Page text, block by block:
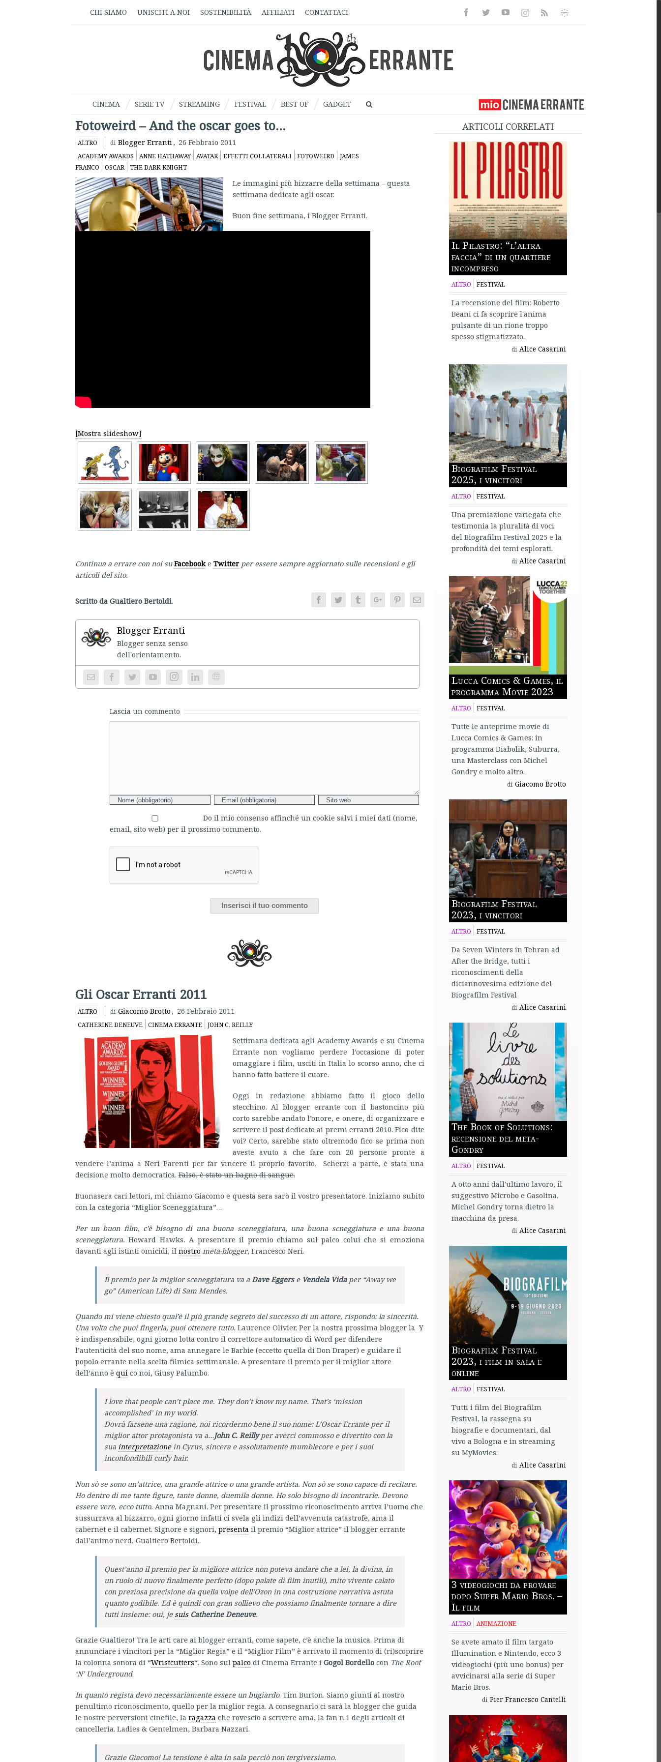
CHI SIAMO UNISCITI A NOI SOSTENIBILITÀ AFFILIATI CONTATTACI FacebookTwitterYoutubeInstagramRss
Informativa
CINEMA SERIE TV STREAMING FESTIVAL BEST OF GADGET
Fotoweird – And the oscar goes to…
ALTRO di Blogger Erranti, 26 Febbraio 2011
ACADEMY AWARDS ANNE HATHAWAY AVATAR EFFETTI COLLATERALI FOTOWEIRD
JAMES
FRANCO
OSCAR THE DARK KNIGHT
Le immagini più bizzarre della settimana – questa
settimana dedicate agli oscar.
Buon fine settimana, i Blogger Erranti.
[Mostra slideshow]
Continua a errare con noi su Facebook e Twitter per essere sempre aggiornato sulle recensioni e gli
articoli del sito.
Scritto da Gualtiero Bertoldi. FacebookTwitter TumblrGoogle+PinterestEmail
Blogger Erranti
Blogger senza senso
dell'orientamento.
Instagram Website
Lascia un commento
Do il mio consenso affinché un cookie salvi i miei dati (nome,
email, sito web) per il prossimo commento.
Gli Oscar Erranti 2011
ALTRO di Giacomo Brotto , 26 Febbraio 2011
CATHERINE DENEUVE CINEMA ERRANTE JOHN C. REILLY
Settimana dedicata agli Academy Awards e su Cinema
Errante non vogliamo perdere l’occasione di poter
omaggiare i film, usciti in Italia lo scorso anno, che ci
hanno fatto battere il cuore.
Oggi in redazione abbiamo fatto il gioco dello
stecchino. Al blogger errante con il bastoncino più
corto sarebbe andato l’onore, e onere, di organizzare e
scrivere il post dedicato ai premi erranti 2010. Fico dite
voi? Certo, sarebbe stato oltremodo fico se prima non
aveste avuto a che fare con 20 persone pronte a
vendere l’anima a Neri Parenti per far vincere il proprio favorito. Scherzi a parte, è stata una
decisione molto democratica.Falso, è stato un bagno di sangue.
Buonasera cari lettori, mi chiamo Giacomo e questa sera sarò il vostro presentatore. Iniziamo subito
con la categoria “Miglior Sceneggiatura”…
Per un buon film, c’è bisogno di una buona sceneggiatura, una buona scneggiatura e una buona
sceneggiatura.Howard Hawks. A presentare il premio chiamo sul palco colui che si emoziona
davanti agli istinti omicidi, il nostro meta-blogger, Francesco Neri.
Il premio per la miglior sceneggiatura va a Dave Eggerse Vendela Vidaper “Away we
go” (American Life) di Sam Mendes.
Quando mi viene chiesto qual’è il più grande segreto del successo di un attore, rispondo: la sincerità.
Una volta che puoi fingerla, puoi ottenere tutto. Laurence Olivier. Per la nostra prossima blogger la Y
è indispensabile, ogni giorno lotta contro il correttore automatico di Word per difendere
l’autenticità del suo nome, ama annegare le Barbie (eccetto quella di Don Draper) e guidare il
popolo errante nella scelta filmica settimanale. A presentare il premio per il miglior attore
dell’anno è quico noi, Giusy Palumbo.
I love that people can’t place me. They don’t know my name. That’s ‘mission
accomplished’ in my world.
Dovrà farsene una ragione, noi ricordermo bene il suo nome: L’Oscar Errante per il
miglior attor protagonista va a…John C. Reillyper averci commosso e divertito con la
sua interpretazionein Cyrus, sincera e assolutamentemumblecoree per i suoi
inconfondibili curly hair.
Non sò se sono un’attrice, una grande attrice o una grande artista. Non sò se sono capace di recitare.
Ho dentro di me tante figure, tante donne, duemila donne. Ho solo bisogno di incontrarle. Devono
essere vere, ecco tutto. Anna Magnani. Per presentare il prossimo riconoscimento arriva l’uomo che
sussurrava al bizzarro, ogni giorno infatti ci svela gli indizi dell’avvenuta catastrofe, ama il
cabernet e il cabernet. Signore e signori, presenta il premio “Miglior attrice” il blogger errante
dall’animo nerd, Gualtiero Bertoldi.
Quest’anno il premio per la migliore attrice non poteva andare che a lei, la divina, in
un ruolo di nuovo finalmente perfetto (dopo palate di film inutili), mito vivente calato
con preziosa precisione da quella volpe dell’Ozon in una costruzione narrativa astuta
quanto godibile. Ed è quindi con gran sollievo che possiamo finalmente tornare a dire
tutti insieme: oui, je suis Catherine Deneuve.
Grazie Gualtiero! Tra le arti care ai blogger erranti, come sapete, c’è anche la musica. Prima di
annunciare i vincitori per la “Miglior Regia” e il “Miglior Film” è arrivato il momento di (ri)scoprire
la colonna sonora di “Wristcutters“. Sono sul palco di Cinema Errante i Gogol Bordellocon The Roof
‘N’ Underground.
In quanto regista devo necessariamente essere un bugiardo. Tim Burton. Siamo giunti al nostro
penultimo riconoscimento, quello per la miglior regia. A consegnarlo ci sarà la blogger che guida
le nostre perversioni cinefile, la ragazza che rovescio a scrivere ama, la fan n.1 degli articoli di
cancelleria. Ladies & Gentelmen, Barbara Nazzari.
Grazie Giacomo! La tensione è alta in sala perciò non tergiversiamo.
ARTICOLI CORRELATI
Il Pilastro: “l’altra
faccia” di un quartiere
incompreso
ALTRO FESTIVAL
La recensione del film: Roberto
Beani ci fa scoprire l'anima
pulsante di un rione troppo
spesso stigmatizzato.
di Alice Casarini
Biografilm Festival
2025, i vincitori
ALTRO FESTIVAL
Una premiazione variegata che
testimonia la pluralità di voci
del Biografilm Festival 2025 e la
profondità dei temi esplorati.
di Alice Casarini
Lucca Comics & Games, il
programma Movie 2023
ALTRO FESTIVAL
Tutte le anteprime movie di
Lucca Comics & Games: in
programma Diabolik, Suburra,
una Masterclass con Michel
Gondry e molto altro.
di Giacomo Brotto
Biografilm Festival
2023, i vincitori
ALTRO FESTIVAL
Da Seven Winters in Tehran ad
After the Bridge, tutti i
riconoscimenti della
diciannovesima edizione del
Biografilm Festival
di Alice Casarini
The Book of Solutions:
recensione del meta-
Gondry
ALTRO FESTIVAL
A otto anni dall'ultimo lavoro, il
suggestivo Microbo e Gasolina,
Michel Gondry torna dietro la
macchina da presa.
di Alice Casarini
Biografilm Festival
2023, i film in sala e
online
ALTRO FESTIVAL
Tutti i film del Biografilm
Festival, la rassegna su
biografie e documentari, dal
vivo a Bologna e in streaming
su MyMovies.
di Alice Casarini
3 videogiochi da provare
dopo Super Mario Bros. –
Il film
ALTRO ANIMAZIONE
Se avete amato il film targato
Illumination e Nintendo, ecco 3
videogiochi (più uno bonus) per
avvicinarsi alla serie di Super
Mario Bros.
di Pier Francesco Cantelli